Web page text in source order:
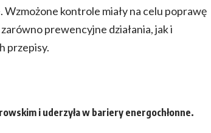
kontrole miały na celu poprawę
prewencyjne działania, jak i
przepisy.
i uderzyła w bariery energochłonne.